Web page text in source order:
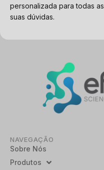
personalizada para todas as
suas dúvidas.
NAVEGAÇÃO
Sobre Nós
Produtos